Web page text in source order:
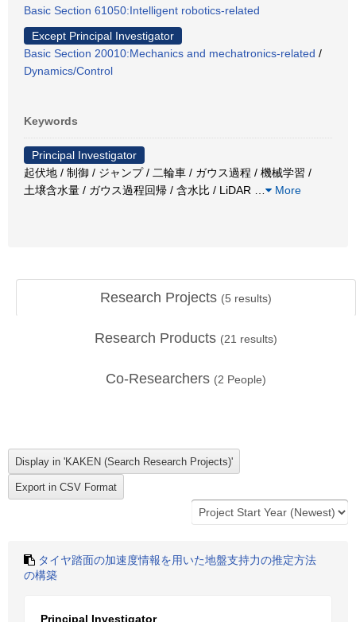
Basic Section 61050:Intelligent robotics-related
Except Principal Investigator
Basic Section 20010:Mechanics and mechatronics-related /
Dynamics/Control
Keywords
Principal Investigator
起伏地 / 制御 / ジャンプ / 二輪車 / ガウス過程 / 機械学習 /
土壌含水量 / ガウス過程回帰 / 含水比 / LiDAR
More
Research Projects (5 results)
Research Products (21 results)
Co-Researchers (2 People)
タイヤ踏面の加速度情報を用いた地盤支持力の推定方法
の構築
Principal Investigator